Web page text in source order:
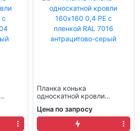
Планка конька
односкатной кровли
RAL 7016 антрацитово-
серый
Цена по запросу